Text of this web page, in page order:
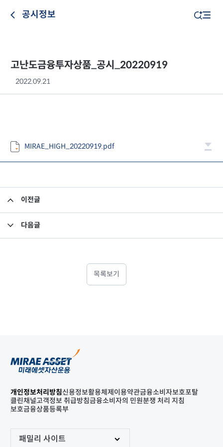
공시정보
고난도금융투자상품_공시_20220919
2022.09.21
MIRAE_HIGH_20220919.pdf
이전글
다음글
목록보기
개인정보처리방침신용정보활용체제 이용약관금융소비자보호포탈
클린채널고객정보 취급방침금융소비자의 민원분쟁 처리 지침
보호금융상품등록부
패밀리 사이트